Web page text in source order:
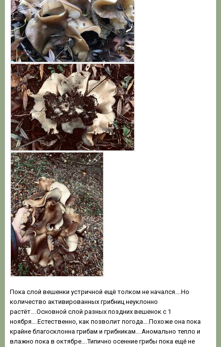
Пока слой вешенки устричной ещё толком не начался….Но
количество активированных грибниц неуклонно
растёт….Основной слой разных поздних вешенок с 1
ноября….Естественно, как позволит погода….Похоже она пока
крайне благосклонна грибам и грибникам….Аномально тепло и
влажно пока в октябре….Типично осенние грибы пока ещё не